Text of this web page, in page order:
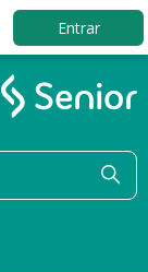
Entrar